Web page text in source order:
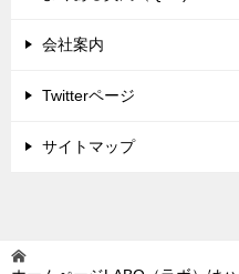
会社案内
Twitterページ
サイトマップ